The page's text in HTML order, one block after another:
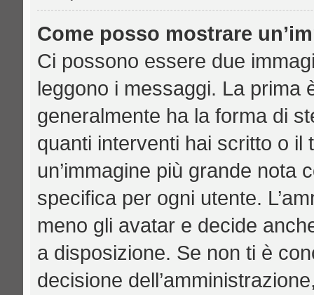
Come posso mostrare
Ci possono essere due
leggono i messaggi. La prima
generalmente ha la forma di
quanti interventi hai scritto o il
un’immagine più grande nota
specifica per ogni utente.
meno gli avatar e decide
a disposizione. Se non ti è
decisione